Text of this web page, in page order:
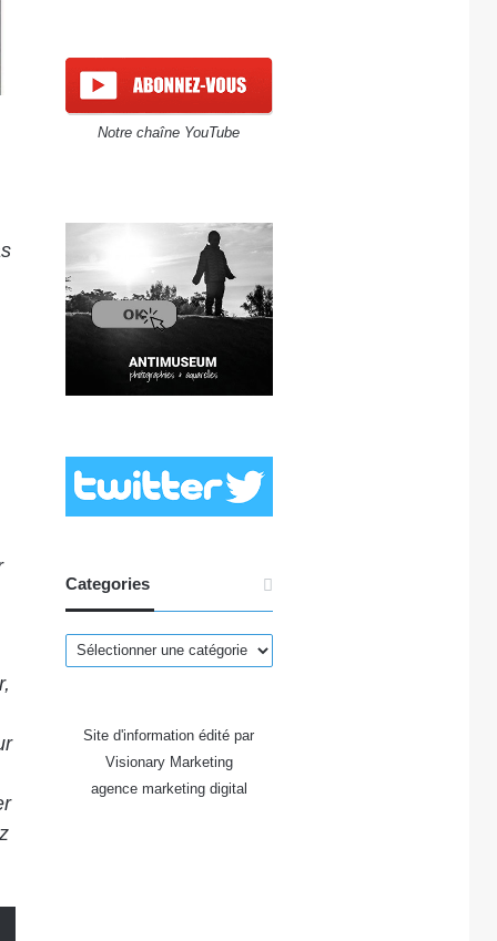
Notre chaîne YouTube
Categories
Categories
Site d'information édité par
Visionary Marketing
agence marketing digital